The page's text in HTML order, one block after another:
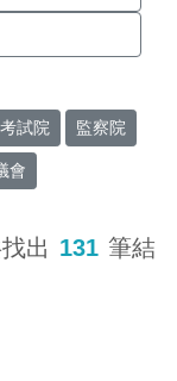
考試院 監察院
會
出 131 筆結